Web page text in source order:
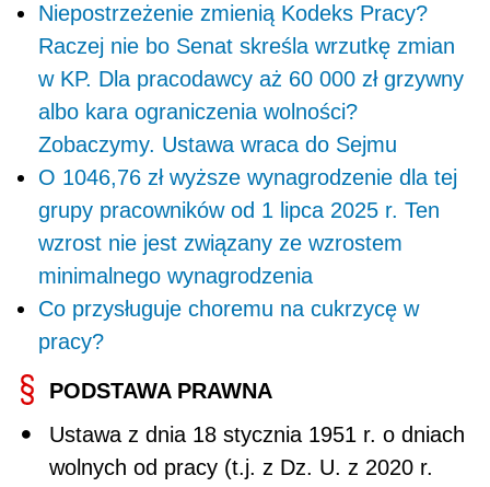
Niepostrzeżenie zmienią Kodeks Pracy?
Raczej nie bo Senat skreśla wrzutkę zmian
w KP. Dla pracodawcy aż 60 000 zł grzywny
albo kara ograniczenia wolności?
Zobaczymy. Ustawa wraca do Sejmu
O 1046,76 zł wyższe wynagrodzenie dla tej
grupy pracowników od 1 lipca 2025 r. Ten
wzrost nie jest związany ze wzrostem
minimalnego wynagrodzenia
Co przysługuje choremu na cukrzycę w
pracy?
PODSTAWA PRAWNA
Ustawa z dnia 18 stycznia 1951 r. o dniach
wolnych od pracy (t.j. z Dz. U. z 2020 r.